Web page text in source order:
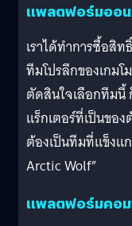
แพลตฟอร์มออน
เราได้ทำการซื้อสิ
ทีมโปรลีกของเกมโ
ตัดสินใจเลือกทีมนี้
แร็กเตอร์ที่เป็นขอ
ต้องเป็นทีมที่แข็งแ
Arctic Wolf”
แพลตฟอร์มคอม